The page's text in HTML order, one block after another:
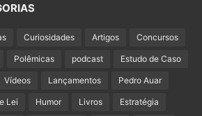
Curiosidades Artigos Concursos
Polêmicas podcast Estudo de Caso
Vídeos Lançamentos Pedro Auar
Lei Humor Livros Estratégia